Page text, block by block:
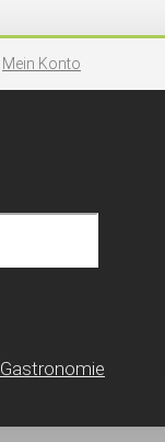
Mein Konto
Gastronomie